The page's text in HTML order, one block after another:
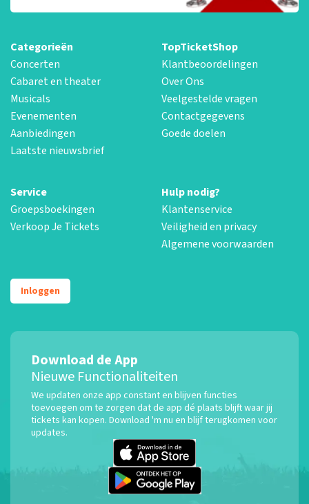
Categorieën
Concerten
Cabaret en theater
Musicals
Evenementen
Aanbiedingen
Laatste nieuwsbrief
TopTicketShop
Klantbeoordelingen
Over Ons
Veelgestelde vragen
Contactgegevens
Goede doelen
Service
Groepsboekingen
Verkoop Je Tickets
Hulp nodig?
Klantenservice
Veiligheid en privacy
Algemene voorwaarden
Inloggen
Download de App
Nieuwe Functionaliteiten
We updaten onze app constant en blijven functies
toevoegen om te zorgen dat de app dé plaats blijft waar jij
tickets kan kopen. Download 'm nu en blijf terugkomen voor
updates.